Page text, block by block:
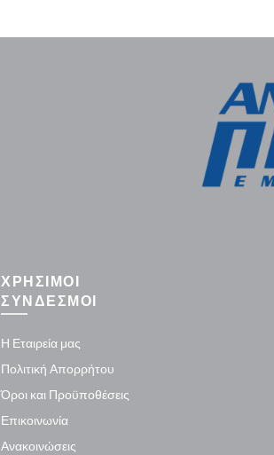
ΧΡΗΣΙΜΟΙ
ΣΥΝΔΕΣΜΟΙ
Η Εταιρεία μας
Πολιτική Απορρήτου
Όροι και Προϋποθέσεις
Επικοινωνία
Ανακοινώσεις